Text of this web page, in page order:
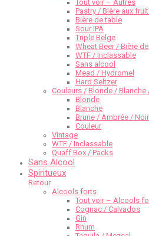
Tout voir – Autres
Pastry / Bière aux
Bière de table
Sour IPA
Triple Belge
Wheat Beer / Bière
WTF / Inclassable
Sans alcool
Mead / Hydromel
Hard Seltzer
Couleurs / Blonde / Blanche
Blonde
Blanche
Brune / Ambrée /
Couleur
Vintage
WTF / Inclassable
Quaff Box / Packs
Sans Alcool
Spiritueux
Retour
Alcools forts
Tout voir – Alcools
Cognac / Calvados
Gin
Rhum